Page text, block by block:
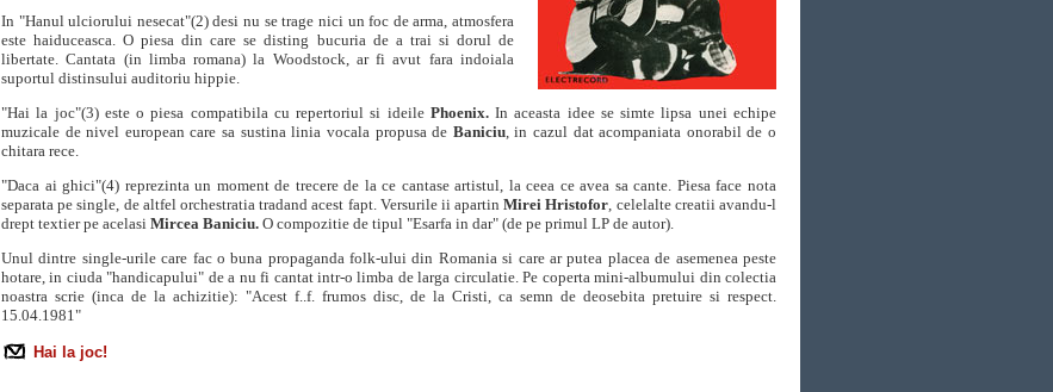
In "Hanul ulciorului nesecat"(2) desi nu se trage nici un foc de arma, atmosfera
este haiduceasca. O piesa din care se disting bucuria de a trai si dorul de
libertate. Cantata (in limba romana) la Woodstock, ar fi avut fara indoiala
suportul distinsului auditoriu hippie.
"Hai la joc"(3) este o piesa compatibila cu repertoriul si ideile Phoenix.In aceasta idee se simte lipsa unei echipe
muzicale de nivel european care sa sustina linia vocala propusa de Baniciu, in cazul dat acompaniata onorabil de o
chitara rece.
"Daca ai ghici"(4) reprezinta un moment de trecere de la ce cantase artistul, la ceea ce avea sa cante. Piesa face nota
separata pe single, de altfel orchestratia tradand acest fapt. Versurile ii apartinMirei Hristofor, celelalte creatii avandu-l
drept textier pe acelasi Mircea Baniciu. O compozitie de tipul "Esarfa in dar" (de pe primul LP de autor).
Unul dintre single-urile care fac o buna propaganda folk-ului din Romania si care ar putea placea de asemenea peste
hotare, in ciuda "handicapului" de a nu fi cantat intr-o limba de larga circulatie.Pe coperta mini-albumului din colectia
noastra scrie (inca de la achizitie): "Acest f..f. frumos disc, de la Cristi, ca semn de deosebita pretuire si respect.
15.04.1981"
Hai la joc!